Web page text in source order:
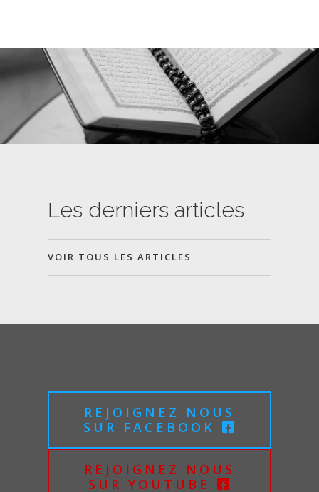
Les derniers articles
VOIR TOUS LES ARTICLES
REJOIGNEZ NOUS
SUR FACEBOOK
REJOIGNEZ NOUS
SUR YOUTUBE